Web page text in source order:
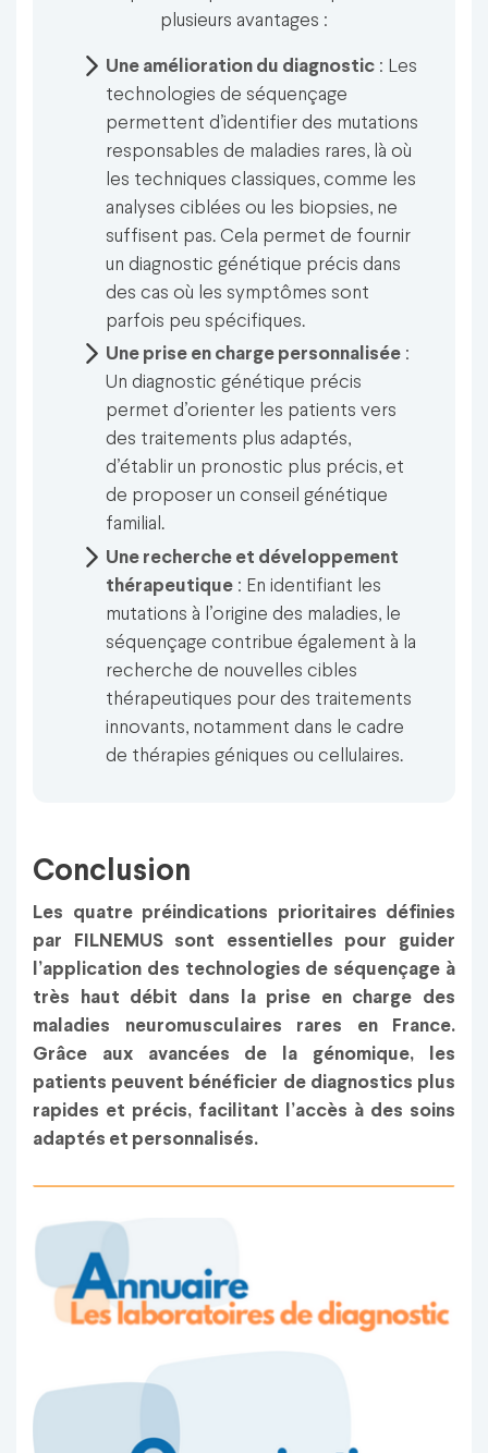
plusieurs avantages :
Une amélioration du diagnostic : Les
technologies de séquençage
permettent d’identifier des mutations
responsables de maladies rares, là où
les techniques classiques, comme les
analyses ciblées ou les biopsies, ne
suffisent pas. Cela permet de fournir
un diagnostic génétique précis dans
des cas où les symptômes sont
parfois peu spécifiques.
Une prise en charge personnalisée :
Un diagnostic génétique précis
permet d’orienter les patients vers
des traitements plus adaptés,
d’établir un pronostic plus précis, et
de proposer un conseil génétique
familial.
Une recherche et développement
thérapeutique : En identifiant les
mutations à l’origine des maladies, le
séquençage contribue également à la
recherche de nouvelles cibles
thérapeutiques pour des traitements
innovants, notamment dans le cadre
de thérapies géniques ou cellulaires.
Conclusion
Les quatre préindications prioritaires définies
par FILNEMUS sont essentielles pour guider
l’application des technologies de séquençage à
très haut débit dans la prise en charge des
maladies neuromusculaires rares en France.
Grâce aux avancées de la génomique, les
patients peuvent bénéficier de diagnostics plus
rapides et précis, facilitant l’accès à des soins
adaptés et personnalisés.